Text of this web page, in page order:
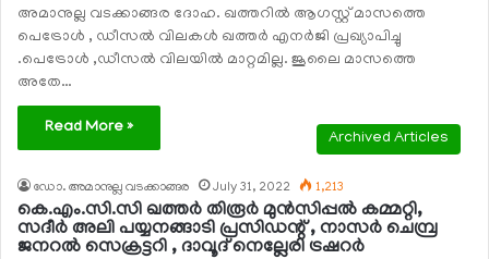
അമാനുല്ല വടക്കാങ്ങര ദോഹ. ഖത്തറില്‍ ആഗസ്റ്റ് മാസത്തെ
പെട്രോള്‍ , ഡീസല്‍ വിലകള്‍ ഖത്തര്‍ എനര്‍ജി പ്രഖ്യാപിച്ചു
.പെട്രോള്‍ ,ഡീസല്‍ വിലയില്‍ മാറ്റമില്ല. ജൂലൈ മാസത്തെ
അതേ…
Read More »
Archived Articles
ഡോ. അമാനുല്ല വടക്കാങ്ങര July 31, 2022 1,213
കെ.എം.സി.സി ഖത്തര്‍ തിരൂര്‍ മുന്‍സിപ്പല്‍ കമ്മറ്റി,
സദീര്‍ അലി പയ്യനങ്ങാടി പ്രസിഡന്റ് , നാസര്‍ ചെമ്പ്ര
ജനറല്‍ സെക്രട്ടറി , ദാവൂദ് നെല്ലേരി ട്രഷറര്‍